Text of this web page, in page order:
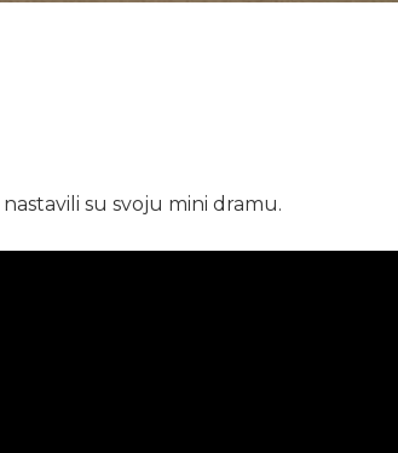
nastavili su svoju mini dramu.